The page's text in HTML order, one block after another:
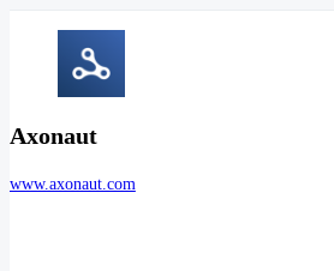
Axonaut
www.axonaut.com